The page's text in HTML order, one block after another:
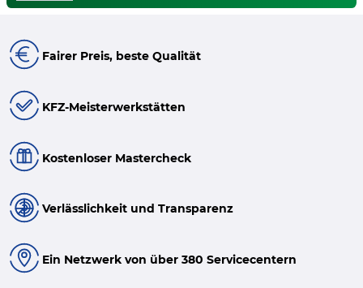
Fairer Preis, beste Qualität
KFZ-Meisterwerkstätten
Kostenloser Mastercheck
Verlässlichkeit und Transparenz
Ein Netzwerk von über 380 Servicecentern